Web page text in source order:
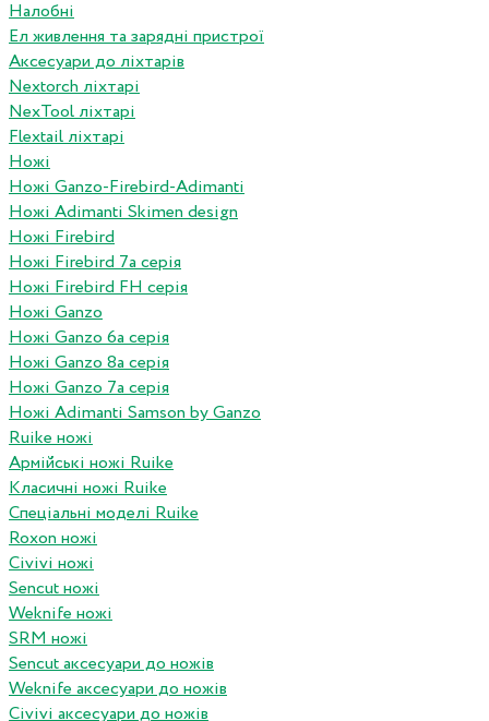
Налобні
Ел живлення та зарядні пристрої
Аксесуари до ліхтарів
Nextorch ліхтарі
NexTool ліхтарі
Flextail ліхтарі
Ножі
Ножі Ganzo-Firebird-Adimanti
Ножі Adimanti Skimen design
Ножі Firebird
Ножі Firebird 7а серія
Ножі Firebird FH серія
Ножі Ganzo
Ножі Ganzo 6а серія
Ножі Ganzo 8а серія
Ножі Ganzo 7а серія
Ножі Adimanti Samson by Ganzo
Ruike ножі
Армійські ножі Ruike
Класичні ножі Ruike
Спеціальні моделі Ruike
Roxon ножi
Civivi ножі
Sencut ножі
Weknife ножі
SRM ножі
Sencut аксесуари до ножів
Weknife аксесуари до ножів
Civivi аксесуари до ножів